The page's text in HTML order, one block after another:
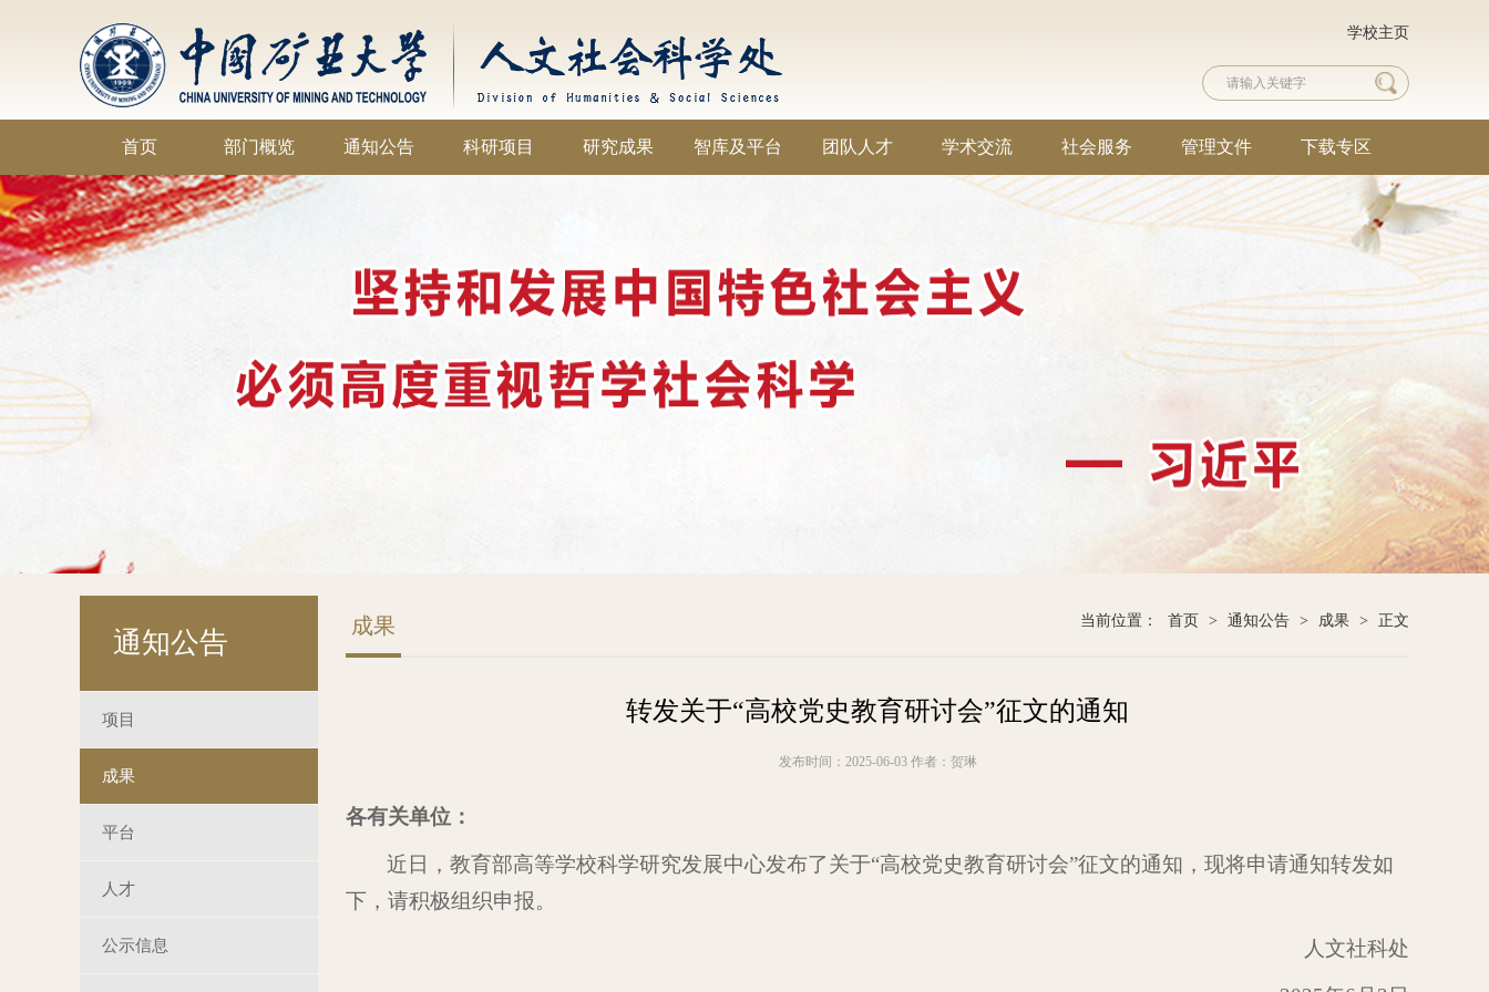
学校主页
首页 部门概览 通知公告 科研项目 研究成果 智库及平台 团队人才 学术交流 社会服务 管理文件 下载专区
通知公告
项目
成果
平台
人才
公示信息
当前位置： 首页 > 通知公告 > 成果 > 正文
成果
转发关于“高校党史教育研讨会”征文的通知
发布时间：2025-06-03 作者：贺琳
各有关单位：
近日，教育部高等学校科学研究发展中心发布了关于“高校党史教育研讨会”征文的通知，现将申请通知转发如
下，请积极组织申报。
人文社科处